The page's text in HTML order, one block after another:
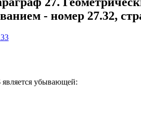
- номер 27.32,
убывающей: